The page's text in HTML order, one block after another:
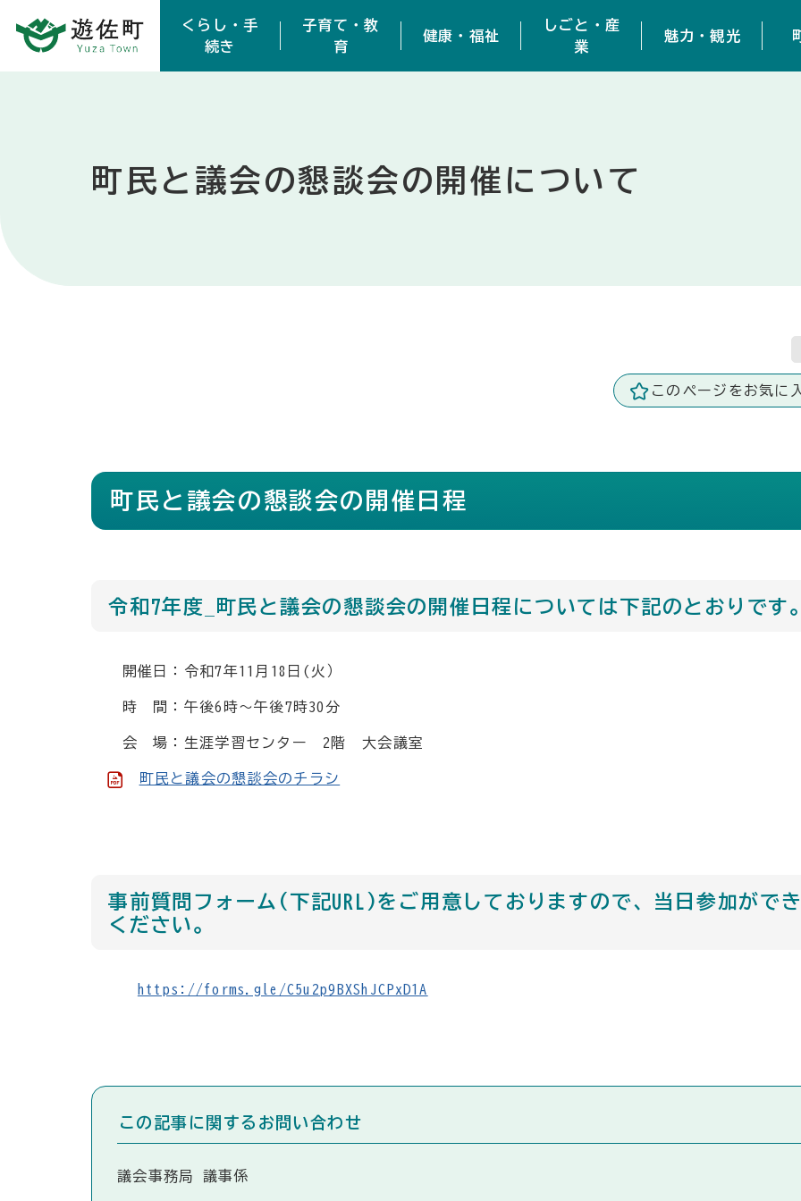
くらし・手
続き
子育て・教
育
健康・福祉
しごと・産
業
魅力・観光
町民と議会の懇談会の開催について
このページをお気に
町民と議会の懇談会の開催日程
令和7年度_町民と議会の懇談会の開催日程については下記のとおりです
開催日：令和7年11月18日(火）
時 間：午後6時～午後7時30分
会 場：生涯学習センター 2階 大会議室
町民と議会の懇談会のチラシ
事前質問フォーム(下記URL)をご用意しておりますので、当日参加がで
ください。
https://forms.gle/C5u2p9BXShJCPxD1A
この記事に関するお問い合わせ
議会事務局 議事係